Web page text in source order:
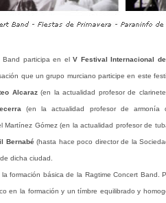
Band participa en elV Festival Internacional
que un grupo murciano participe en este
Alcaraz(en la actualidad profesor de
(en la actualidad profesor de armonía
Gómez (en la actualidad profesor de
Bernabé(hasta hace poco director de la
dicha ciudad.
formación básica de la Ragtime Concert Band.
en la formación y un tímbre equilibrado y